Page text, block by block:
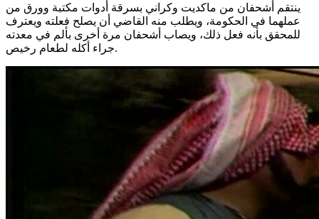
ينتقم أشحفان من ماكديت وكراني بسرقة أدوات مكتبة وورق من
عملهما في الحكومة، ويطلب منه القاضي أن يصلح فعلته ويعترف
للمحقق بأنه فعل ذلك، ويصاب أشحفان مرة أخرى بألم في معدته
جراء أكله لطعام رخيص.